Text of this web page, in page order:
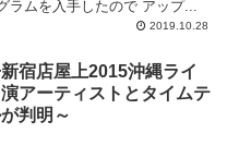
で 開催されます。 プログラムを入手したので アップ...
2019.10.28
宿店屋上2015沖縄ライ
アーティストとタイムテ
判明～